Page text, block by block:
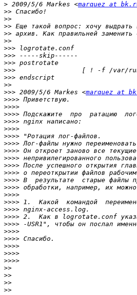
> 2009/5/6 Markes <marquez at
>>
>>
>>
>>
>>
>>>
>>>
>>>
>>>
>>>
>>
>>> 2009/5/6 Markes <marquez at
>>>>
>>>>
>>>>
>>>>
>>>>
>>>>
>>>>
>>>>
>>>>
>>>>
>>>>
>>>>
>>>>
>>>>
>>>>
>>>>
>>>>
>>>>
>>>>
>>>>
>>>>
>>>>
>>>>
>>
>>
>>
>>